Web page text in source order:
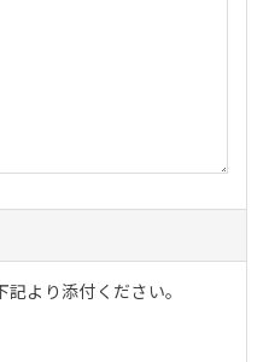
より添付ください。